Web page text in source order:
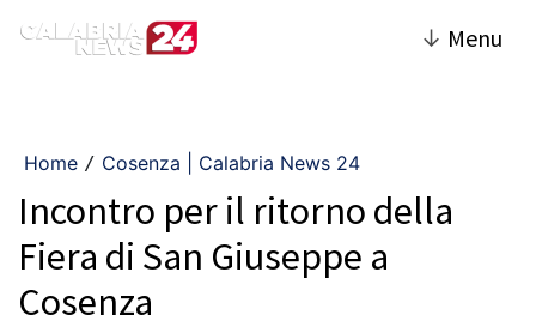
↓ Menu
Home / Cosenza | Calabria News 24
Incontro per il ritorno della
Fiera di San Giuseppe a
Cosenza